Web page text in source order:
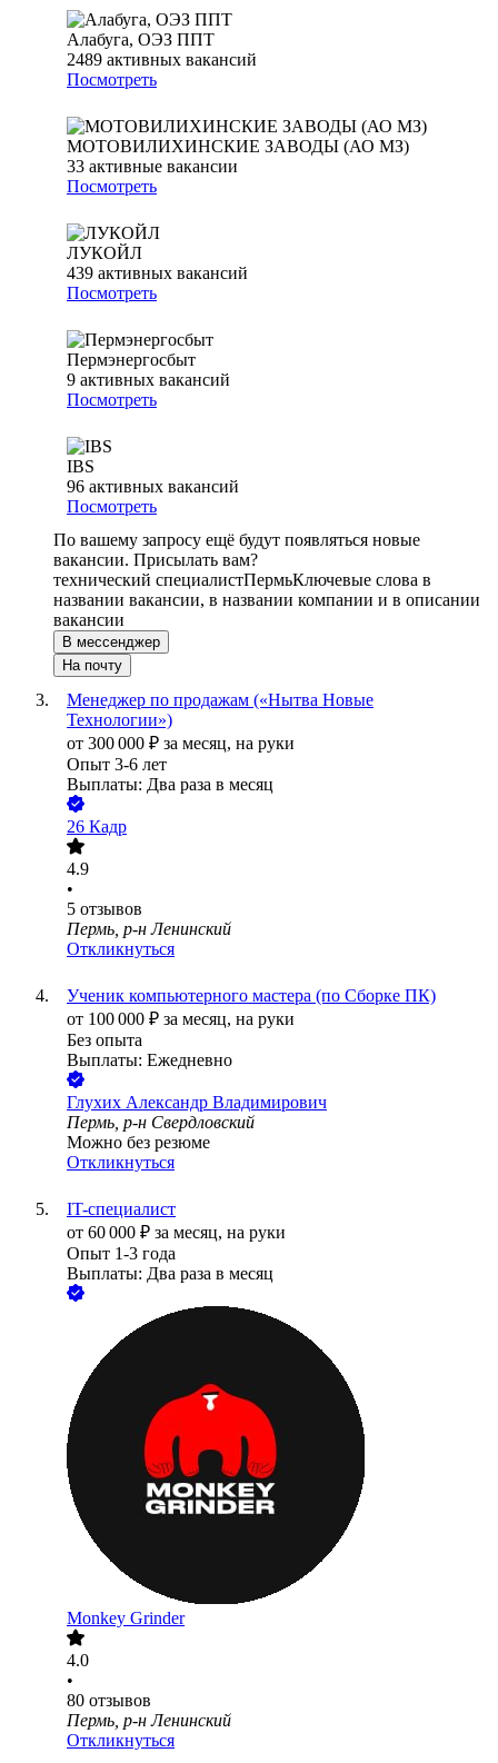
Алабуга, ОЭЗ ППТ
2489 активных вакансий
Посмотреть
МОТОВИЛИХИНСКИЕ ЗАВОДЫ (АО МЗ)
33 активные вакансии
Посмотреть
ЛУКОЙЛ
439 активных вакансий
Посмотреть
Пермэнергосбыт
9 активных вакансий
Посмотреть
IBS
96 активных вакансий
Посмотреть
По вашему запросу ещё будут появляться новые
вакансии. Присылать вам?
технический специалистПермьКлючевые слова в
названии вакансии, в названии компании и в описании
вакансии
В мессенджер
На почту
Менеджер по продажам («Нытва Новые
Технологии»)
от 300 000 ₽ за месяц, на руки
Опыт 3-6 лет
Выплаты: Два раза в месяц
26 Кадр
4.9
•
5 отзывов
Пермь, р-н Ленинский
Откликнуться
Ученик компьютерного мастера (по Сборке ПК)
от 100 000 ₽ за месяц, на руки
Без опыта
Выплаты: Ежедневно
Глухих Александр Владимирович
Пермь, р-н Свердловский
Можно без резюме
Откликнуться
IT-специалист
от 60 000 ₽ за месяц, на руки
Опыт 1-3 года
Выплаты: Два раза в месяц
Monkey Grinder
4.0
•
80 отзывов
Пермь, р-н Ленинский
Откликнуться